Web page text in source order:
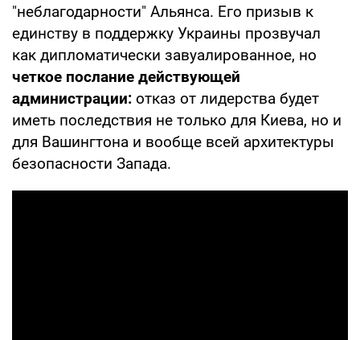
"неблагодарности" Альянса. Его призыв к
единству в поддержку Украины прозвучал
как дипломатически завуалированное, но
четкое послание действующей
администрации: отказ от лидерства будет
иметь последствия не только для Киева, но и
для Вашингтона и вообще всей архитектуры
безопасности Запада.